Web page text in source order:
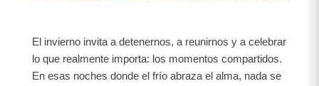
El invierno invita a detenernos, a reunirnos y a celebrar
lo que realmente importa: los momentos compartidos.
En esas noches donde el frío abraza el alma, nada se